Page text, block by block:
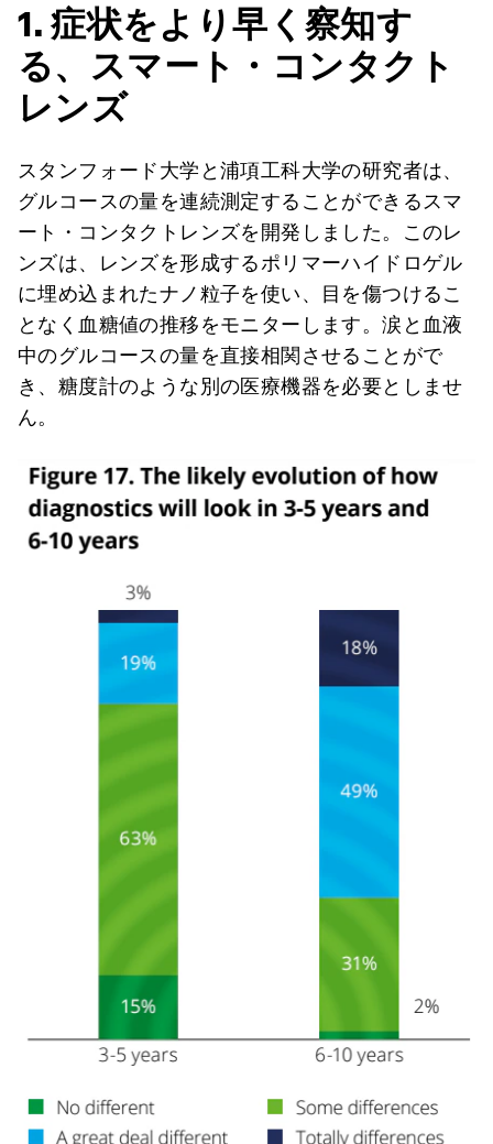
1. 症状をより早く察知す
る、スマート・コンタクト
レンズ
スタンフォード大学と浦項工科大学の研究者は、
グルコースの量を連続測定することができるスマ
ート・コンタクトレンズを開発しました。このレ
ンズは、レンズを形成するポリマーハイドロゲル
に埋め込まれたナノ粒子を使い、目を傷つけるこ
となく血糖値の推移をモニターします。涙と血液
中のグルコースの量を直接相関させることがで
き、糖度計のような別の医療機器を必要としませ
ん。